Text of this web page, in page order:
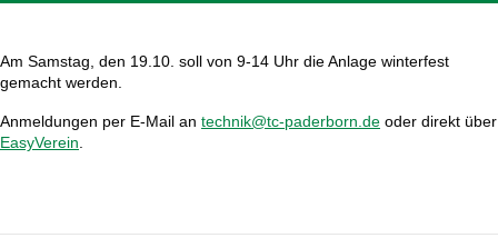
Am Samstag, den 19.10. soll von 9-14 Uhr die Anlage winterfest
gemacht werden.
Anmeldungen per E-Mail an technik@tc-paderborn.de oder direkt über
EasyVerein